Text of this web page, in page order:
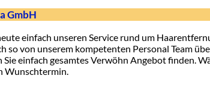
GmbH
einfach unseren Service rund um
so von unserem kompetenten Personal Team
Sie einfach gesamtes Verwöhn Angebot finden.
Wunschtermin.